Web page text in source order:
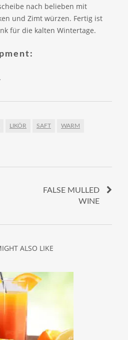
nach belieben mit
und Zimt würzen. Fertig ist
für die kalten Wintertage.
.
LIKÖR SAFT WARM
FALSE MULLED
WINE
ALSO LIKE